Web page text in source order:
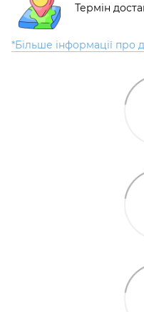
Термін
*Більше інформації про